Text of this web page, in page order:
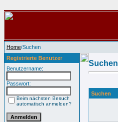
Home/Suchen
Registrierte Benutzer
Benutzername:
Passwort:
Beim nächsten Besuch
automatisch anmelden?
Suchen
Suchen